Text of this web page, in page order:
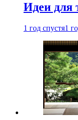
Идеи для
1 год спустя1